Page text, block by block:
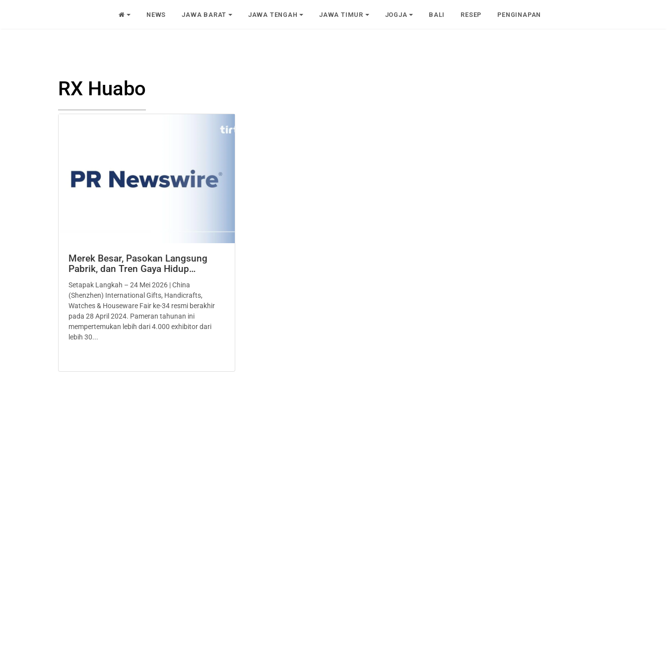
NEWS JAWA BARAT JAWA TENGAH JAWA TIMUR JOGJA BALI RESEP PENGINAPAN
RX Huabo
Merek Besar, Pasokan Langsung
Pabrik, dan Tren Gaya Hidup…
Setapak Langkah – 24 Mei 2026 | China
(Shenzhen) International Gifts, Handicrafts,
Watches & Houseware Fair ke-34 resmi berakhir
pada 28 April 2024. Pameran tahunan ini
mempertemukan lebih dari 4.000 exhibitor dari
lebih 30...